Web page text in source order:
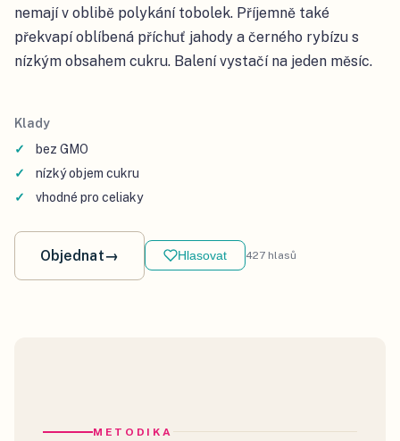
nemají v oblibě polykání tobolek. Příjemně také
překvapí oblíbená příchuť jahody a černého rybízu s
nízkým obsahem cukru. Balení vystačí na jeden měsíc.
Klady
bez GMO
nízký objem cukru
vhodné pro celiaky
Objednat→ Hlasovat 427 hlasů
METODIKA